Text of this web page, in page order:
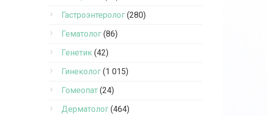
Гастроэнтеролог (280)
Гематолог (86)
Генетик (42)
Гинеколог (1 015)
Гомеопат (24)
Дерматолог (464)